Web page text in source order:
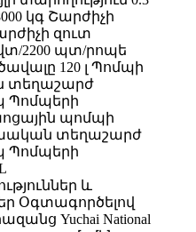
կգ Շարժիչի
զուտ
2200 պտ/րոպե
120 լ Պոմպի
տեղաշարժ
Պոմպերի
պոմպի
տեղաշարժ
Պոմպերի
և
Օգտագործելով
Yuchai National